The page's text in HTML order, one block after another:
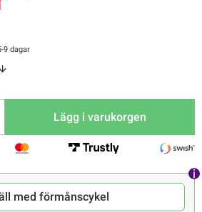
9 dagar
Lägg i varukorgen
med förmånscykel